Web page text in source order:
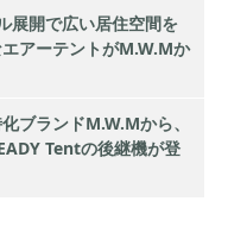
展開で広い居住空間を
アーテントがM.W.Mか
ブランドM.W.Mから、
Tentの後継機が登